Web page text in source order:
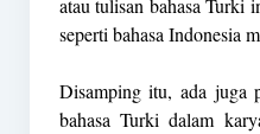
atau tulisan bahasa Turki
seperti bahasa Indonesia
Disamping itu, ada juga
bahasa Turki dalam